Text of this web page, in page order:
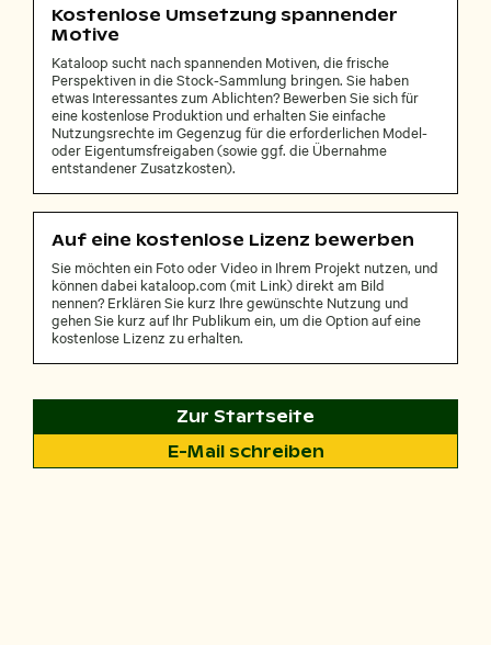
Kostenlose Umsetzung spannender
Motive
Kataloop sucht nach spannenden Motiven, die frische
Perspektiven in die Stock-Sammlung bringen. Sie haben
etwas Interessantes zum Ablichten? Bewerben Sie sich für
eine kostenlose Produktion und erhalten Sie einfache
Nutzungsrechte im Gegenzug für die erforderlichen Model-
oder Eigentumsfreigaben (sowie ggf. die Übernahme
entstandener Zusatzkosten).
Auf eine kostenlose Lizenz bewerben
Sie möchten ein Foto oder Video in Ihrem Projekt nutzen, und
können dabei kataloop.com (mit Link) direkt am Bild
nennen? Erklären Sie kurz Ihre gewünschte Nutzung und
gehen Sie kurz auf Ihr Publikum ein, um die Option auf eine
kostenlose Lizenz zu erhalten.
Zur Startseite
E-Mail schreiben